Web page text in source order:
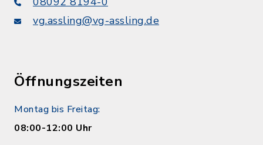
vg.assling@vg-assling.de
Öffnungszeiten
Montag bis Freitag:
08:00-12:00 Uhr